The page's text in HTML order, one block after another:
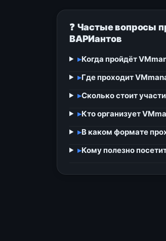
❓ Частые вопросы
ВАРИантов
▸Когда пройдёт
▸Где проходит
▸Сколько стоит
▸Кто организует
▸В каком формате
▸Кому полезно